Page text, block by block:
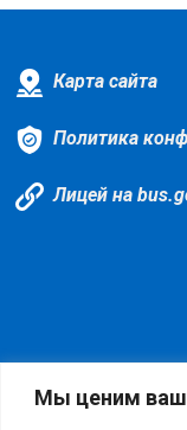
Мы ценим
Карта сайта
Политика
Лицей на
6 пользователей на